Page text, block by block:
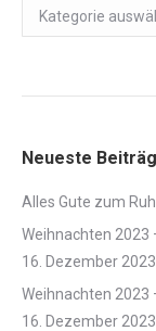
Kartenträume
und
Neueste
Alles Gute zum
Weihnachten 2023
16. Dezember 2023
Weihnachten 2023
16. Dezember 2023